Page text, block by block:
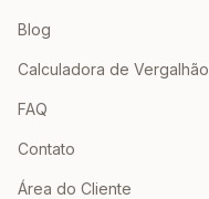
Blog
Calculadora de Vergalhão
FAQ
Contato
Área do Cliente